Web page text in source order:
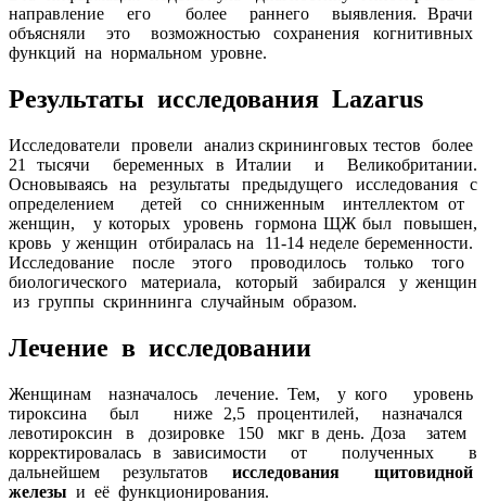
направление его более раннего выявления. Врачи
объясняли это возможностью сохранения когнитивных
функций на нормальном уровне.
Результаты исследования Lazarus
Исследователи провели анализ скрининговых тестов более
21 тысячи беременных в Италии и Великобритании.
Основываясь на результаты предыдущего исследования с
определением детей со снниженным интеллектом от
женщин, у которых уровень гормона ЩЖ был повышен,
кровь у женщин отбиралась на 11-14 неделе беременности.
Исследование после этого проводилось только того
биологического материала, который забирался у женщин
из группы скриннинга случайным образом.
Лечение в исследовании
Женщинам назначалось лечение. Тем, у кого уровень
тироксина был ниже 2,5 процентилей, назначался
левотироксин в дозировке 150 мкг в день. Доза затем
корректировалась в зависимости от полученных в
дальнейшем результатов исследования щитовидной
железы и её функционирования.